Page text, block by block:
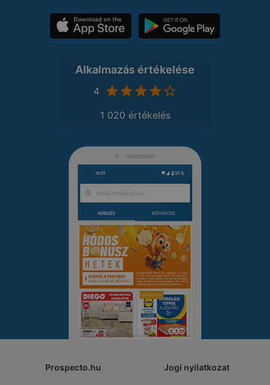
Alkalmazás értékelése
4
1 020 értékelés
Prospecto.hu Jogi nyilatkozat